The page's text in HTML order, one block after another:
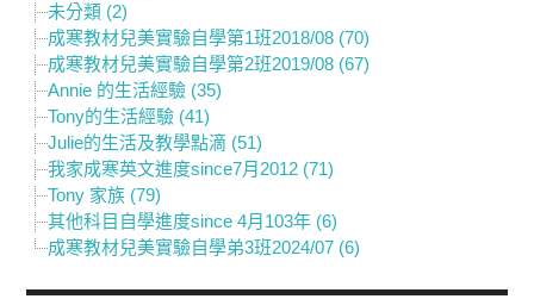
未分類 (2)
成寒教材兒美實驗自學第1班2018/08 (70)
成寒教材兒美實驗自學第2班2019/08 (67)
Annie 的生活經驗 (35)
Tony的生活經驗 (41)
Julie的生活及教學點滴 (51)
我家成寒英文進度since7月2012 (71)
Tony 家族 (79)
其他科目自學進度since 4月103年 (6)
成寒教材兒美實驗自學弟3班2024/07 (6)